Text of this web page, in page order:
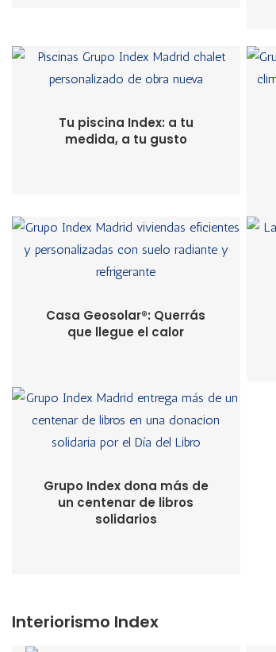
Tu piscina Index: a tu
medida, a tu gusto
Casa Geosolar®: Querrás
que llegue el calor
Grupo Index dona más de
un centenar de libros
solidarios
Interiorismo Index